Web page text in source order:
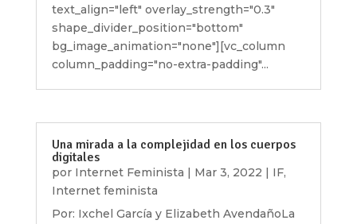
text_align="left" overlay_strength="0.3"
shape_divider_position="bottom"
bg_image_animation="none"][vc_column
column_padding="no-extra-padding"...
Una mirada a la complejidad en los cuerpos
digitales
por Internet Feminista | Mar 3, 2022 | IF,
Internet feminista
Por: Ixchel García y Elizabeth AvendañoLa